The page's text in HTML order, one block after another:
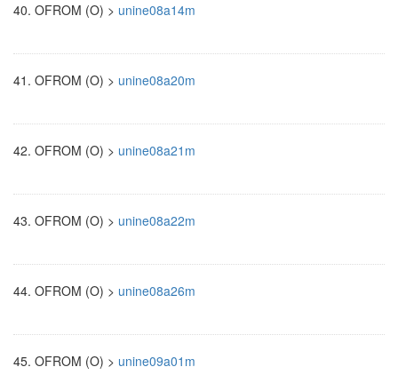
40. OFROM (O) > unine08a14m
41. OFROM (O) > unine08a20m
42. OFROM (O) > unine08a21m
43. OFROM (O) > unine08a22m
44. OFROM (O) > unine08a26m
45. OFROM (O) > unine09a01m